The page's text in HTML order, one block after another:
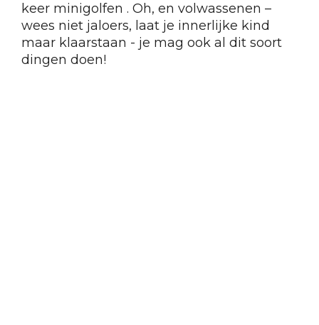
keer minigolfen . Oh, en volwassenen –
wees niet jaloers, laat je innerlijke kind
maar klaarstaan ​​- je mag ook al dit soort
dingen doen!